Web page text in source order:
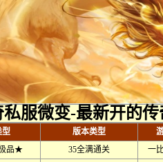
服微变-最新开的
型 版本类型
品★ 35全满通关
一